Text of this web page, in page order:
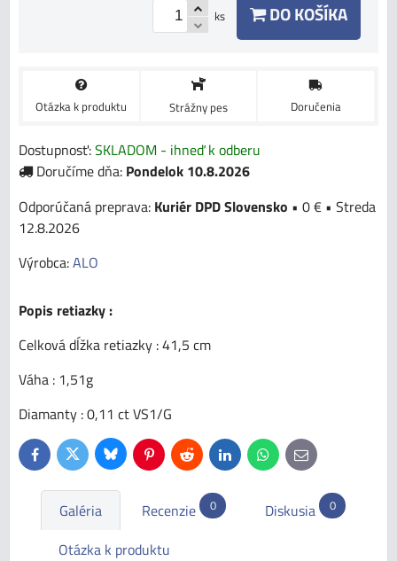
ks DO KOŠÍKA
Otázka k produktu Strážny pes Doručenia
Dostupnosť:SKLADOM - ihneď k odberu
Doručíme dňa: Pondelok 10.8.2026
Kuriér DPD Slovensko • 0 € • Streda
12.8.2026
Výrobca:ALO
Popis retiazky :
Celková dĺžka retiazky : 41,5 cm
Váha : 1,51g
Diamanty : 0,11 ct VS1/G
FacebookTwitterBlueskyPinterestReddit LinkedInWhatsApp
E-
mail
Galéria Recenzie 0 Diskusia 0
Otázka k produktu